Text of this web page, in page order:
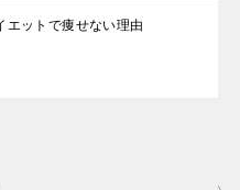
エットで痩せない理由